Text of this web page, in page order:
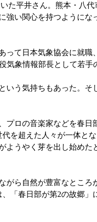
平井さん。熊本・八
い関心を持つように
て日本気象協会に就職
象情報部長として若手
う気持ちもあった。そ
ロの音楽家などを春日
を超えた人々が一体と
うやく芽を出し始めた
ら自然が豊富なところ
「春日部が第2の故郷」